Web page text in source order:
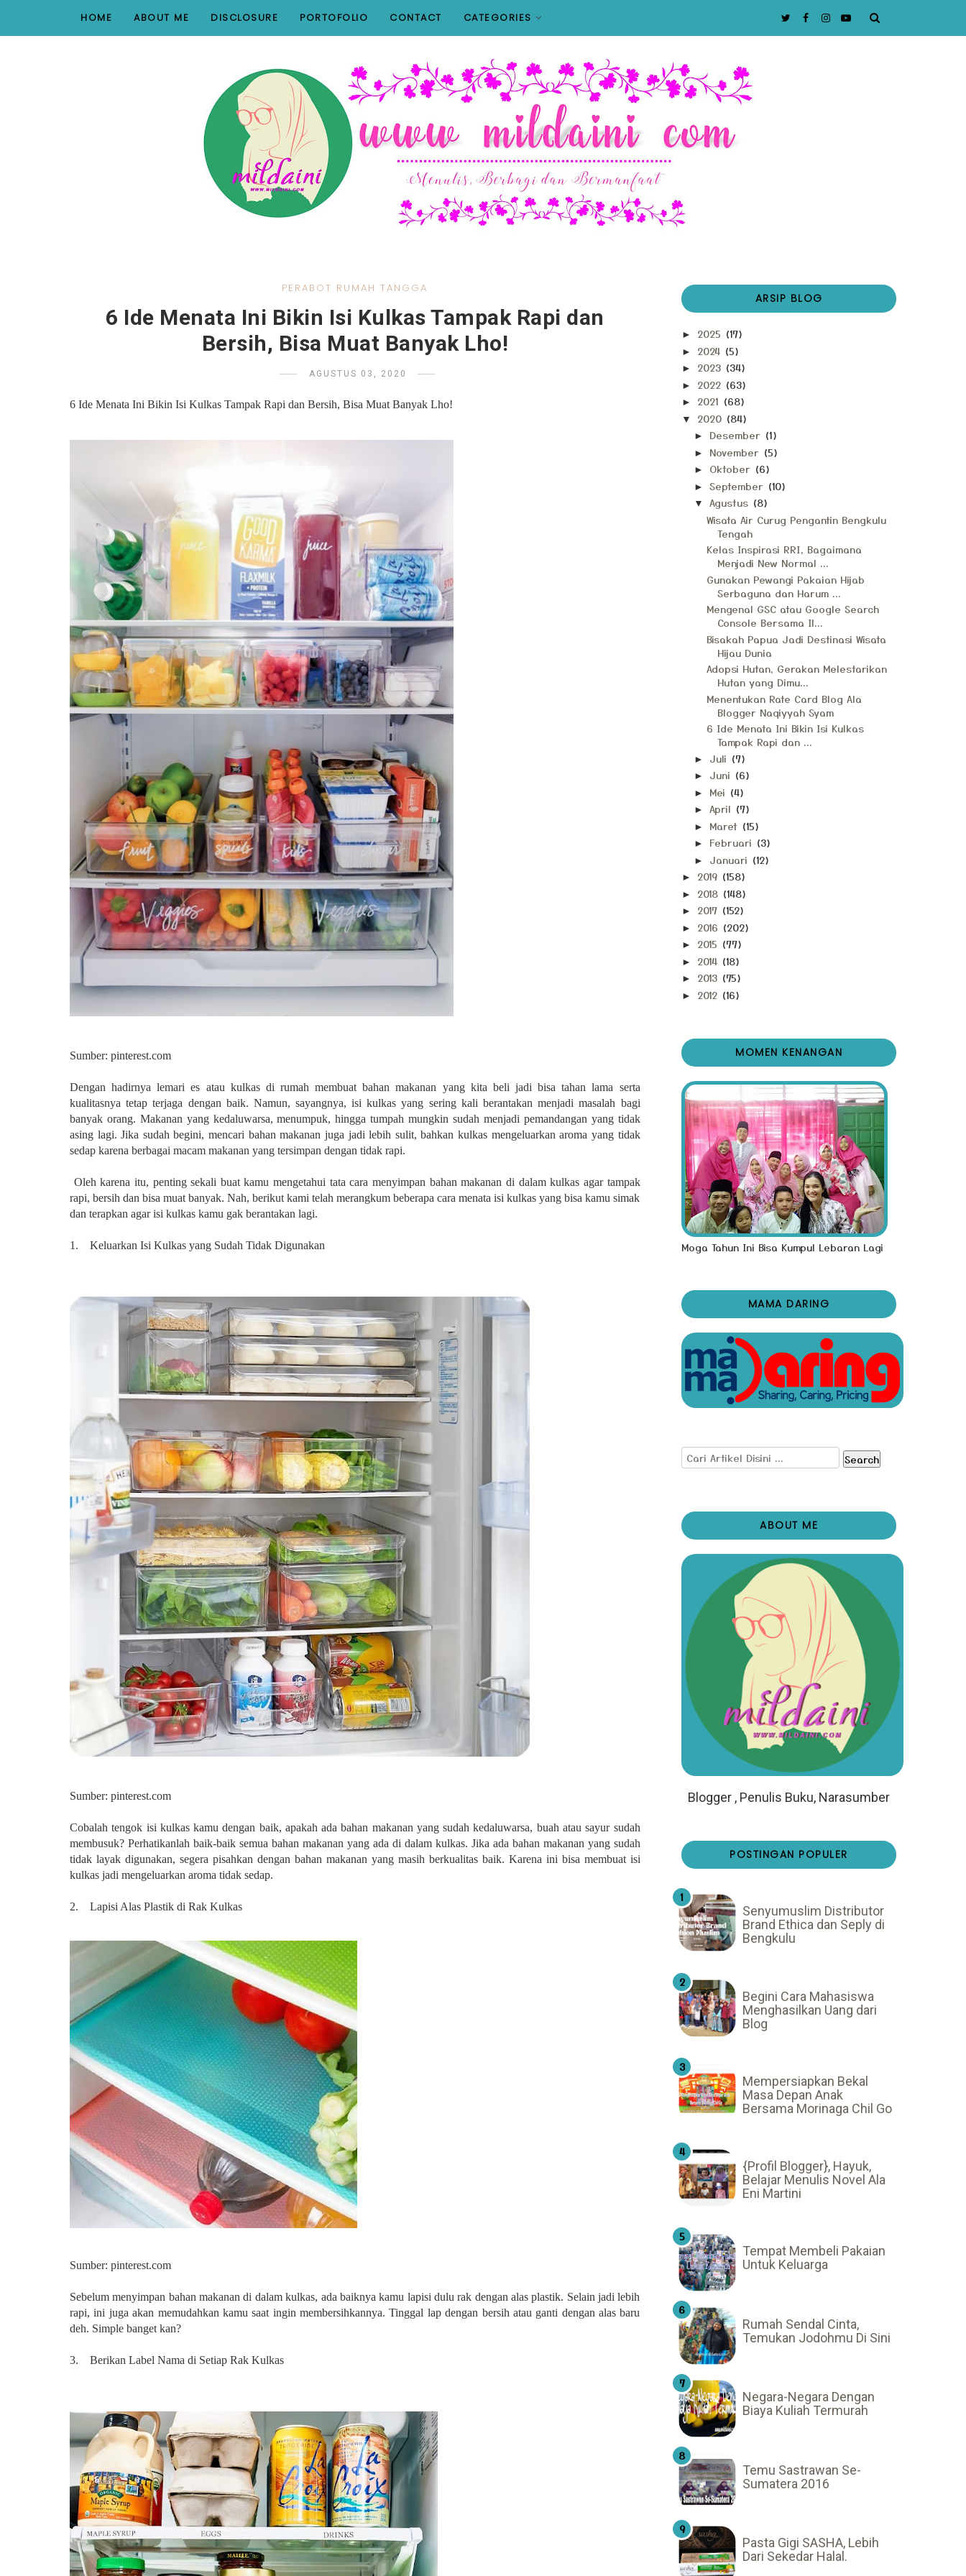
HOME ABOUT ME DISCLOSURE PORTOFOLIO CONTACT CATEGORIES
PERABOT RUMAH TANGGA
6 Ide Menata Ini Bikin Isi Kulkas Tampak Rapi dan
Bersih, Bisa Muat Banyak Lho!
AGUSTUS 03, 2020
6 Ide Menata Ini Bikin Isi Kulkas Tampak Rapi dan Bersih, Bisa Muat Banyak Lho!
Sumber: pinterest.com
Dengan hadirnya lemari es atau kulkas di rumah membuat bahan makanan yang kita beli jadi bisa tahan lama serta
kualitasnya tetap terjaga dengan baik. Namun, sayangnya, isi kulkas yang sering kali berantakan menjadi masalah bagi
banyak orang. Makanan yang kedaluwarsa, menumpuk, hingga tumpah mungkin sudah menjadi pemandangan yang tidak
asing lagi. Jika sudah begini, mencari bahan makanan juga jadi lebih sulit, bahkan kulkas mengeluarkan aroma yang tidak
sedap karena berbagai macam makanan yang tersimpan dengan tidak rapi.
Oleh karena itu, penting sekali buat kamu mengetahui tata cara menyimpan bahan makanan di dalam kulkas agar tampak
rapi, bersih dan bisa muat banyak. Nah, berikut kami telah merangkum beberapa cara menata isi kulkas yang bisa kamu simak
dan terapkan agar isi kulkas kamu gak berantakan lagi.
1. Keluarkan Isi Kulkas yang Sudah Tidak Digunakan
Sumber: pinterest.com
Cobalah tengok isi kulkas kamu dengan baik, apakah ada bahan makanan yang sudah kedaluwarsa, buah atau sayur sudah
membusuk? Perhatikanlah baik-baik semua bahan makanan yang ada di dalam kulkas. Jika ada bahan makanan yang sudah
tidak layak digunakan, segera pisahkan dengan bahan makanan yang masih berkualitas baik. Karena ini bisa membuat isi
kulkas jadi mengeluarkan aroma tidak sedap.
2. Lapisi Alas Plastik di Rak Kulkas
Sumber: pinterest.com
Sebelum menyimpan bahan makanan di dalam kulkas, ada baiknya kamu lapisi dulu rak dengan alas plastik. Selain jadi lebih
rapi, ini juga akan memudahkan kamu saat ingin membersihkannya. Tinggal lap dengan bersih atau ganti dengan alas baru
deh. Simple banget kan?
3. Berikan Label Nama di Setiap Rak Kulkas
ARSIP BLOG
► 2025 (17)
► 2024 (5)
► 2023 (34)
► 2022 (63)
► 2021 (68)
▼ 2020 (84)
► Desember (1)
► November (5)
► Oktober (6)
► September (10)
▼ Agustus (8)
Wisata Air Curug Pengantin Bengkulu
Tengah
Kelas Inspirasi RRI, Bagaimana
Menjadi New Normal ...
Gunakan Pewangi Pakaian Hijab
Serbaguna dan Harum ...
Mengenal GSC atau Google Search
Console Bersama Il...
Bisakah Papua Jadi Destinasi Wisata
Hijau Dunia
Adopsi Hutan, Gerakan Melestarikan
Hutan yang Dimu...
Menentukan Rate Card Blog Ala
Blogger Naqiyyah Syam
6 Ide Menata Ini Bikin Isi Kulkas
Tampak Rapi dan ...
► Juli (7)
► Juni (6)
► Mei (4)
► April (7)
► Maret (15)
► Februari (3)
► Januari (12)
► 2019 (158)
► 2018 (148)
► 2017 (152)
► 2016 (202)
► 2015 (77)
► 2014 (18)
► 2013 (75)
► 2012 (16)
MOMEN KENANGAN
Moga Tahun Ini Bisa Kumpul Lebaran Lagi
MAMA DARING
Search
ABOUT ME
Blogger , Penulis Buku, Narasumber
POSTINGAN POPULER
Senyumuslim Distributor
Brand Ethica dan Seply di
Bengkulu
Begini Cara Mahasiswa
Menghasilkan Uang dari
Blog
Mempersiapkan Bekal
Masa Depan Anak
Bersama Morinaga Chil Go
{Profil Blogger}, Hayuk,
Belajar Menulis Novel Ala
Eni Martini
Tempat Membeli Pakaian
Untuk Keluarga
Rumah Sendal Cinta,
Temukan Jodohmu Di Sini
Negara-Negara Dengan
Biaya Kuliah Termurah
Temu Sastrawan Se-
Sumatera 2016
Pasta Gigi SASHA, Lebih
Dari Sekedar Halal.